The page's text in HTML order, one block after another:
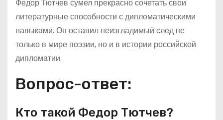
Федор Тютчев сумел прекрасно сочетать свои
литературные способности с дипломатическими
навыками. Он оставил неизгладимый след не
только в мире поэзии, но и в истории российской
дипломатии.
Вопрос-ответ:
Кто такой Федор Тютчев?